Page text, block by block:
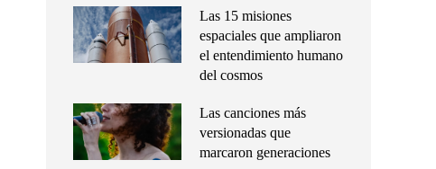
Las 15 misiones
espaciales que ampliaron
el entendimiento humano
del cosmos
Las canciones más
versionadas que
marcaron generaciones